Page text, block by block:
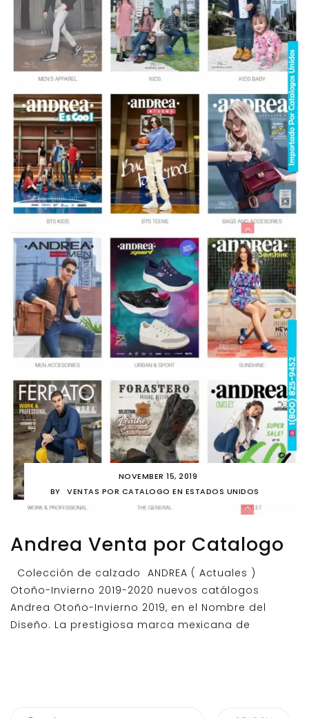
NOVEMBER 15, 2019
BY
VENTAS POR CATALOGO EN ESTADOS UNIDOS
Andrea Venta por Catalogo
Colección de calzado ANDREA ( Actuales )
Otoño-Invierno 2019-2020 nuevos catálogos
Andrea Otoño-Invierno 2019, en el Nombre del
Diseño. La prestigiosa marca mexicana de
Search